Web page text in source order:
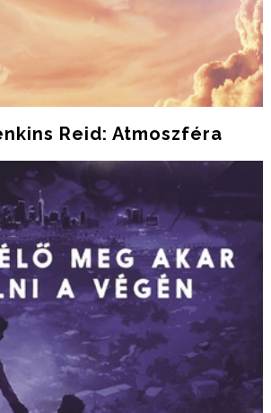
Reid: Atmoszféra